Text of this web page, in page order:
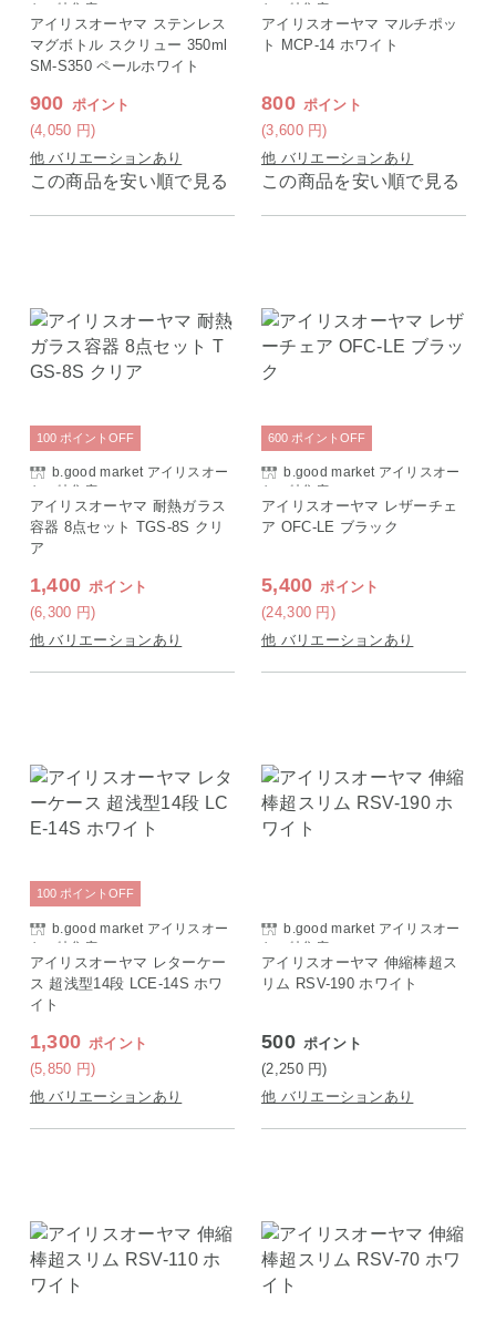
ヤマ特集店
アイリスオーヤマ ステンレス
マグボトル スクリュー 350ml
SM-S350 ペールホワイト
900 ポイント
(4,050 円)
他 バリエーションあり
この商品を安い順で見る
ヤマ特集店
アイリスオーヤマ マルチポッ
ト MCP-14 ホワイト
800 ポイント
(3,600 円)
他 バリエーションあり
この商品を安い順で見る
b.good market アイリスオー
ヤマ特集店
アイリスオーヤマ 耐熱ガラス
容器 8点セット TGS-8S クリ
ア
1,400 ポイント
(6,300 円)
100 ポイント OFF
他 バリエーションあり
b.good market アイリスオー
ヤマ特集店
アイリスオーヤマ レザーチェ
ア OFC-LE ブラック
5,400 ポイント
(24,300 円 )
600 ポイント OFF
他 バリエーションあり
b.good market アイリスオー
ヤマ特集店
アイリスオーヤマ レターケー
ス 超浅型14段 LCE-14S ホワ
イト
1,300 ポイント
(5,850 円)
100 ポイント OFF
他 バリエーションあり
b.good market アイリスオー
ヤマ特集店
アイリスオーヤマ 伸縮棒超ス
リム RSV-190 ホワイト
500 ポイント
(2,250 円)
他 バリエーションあり